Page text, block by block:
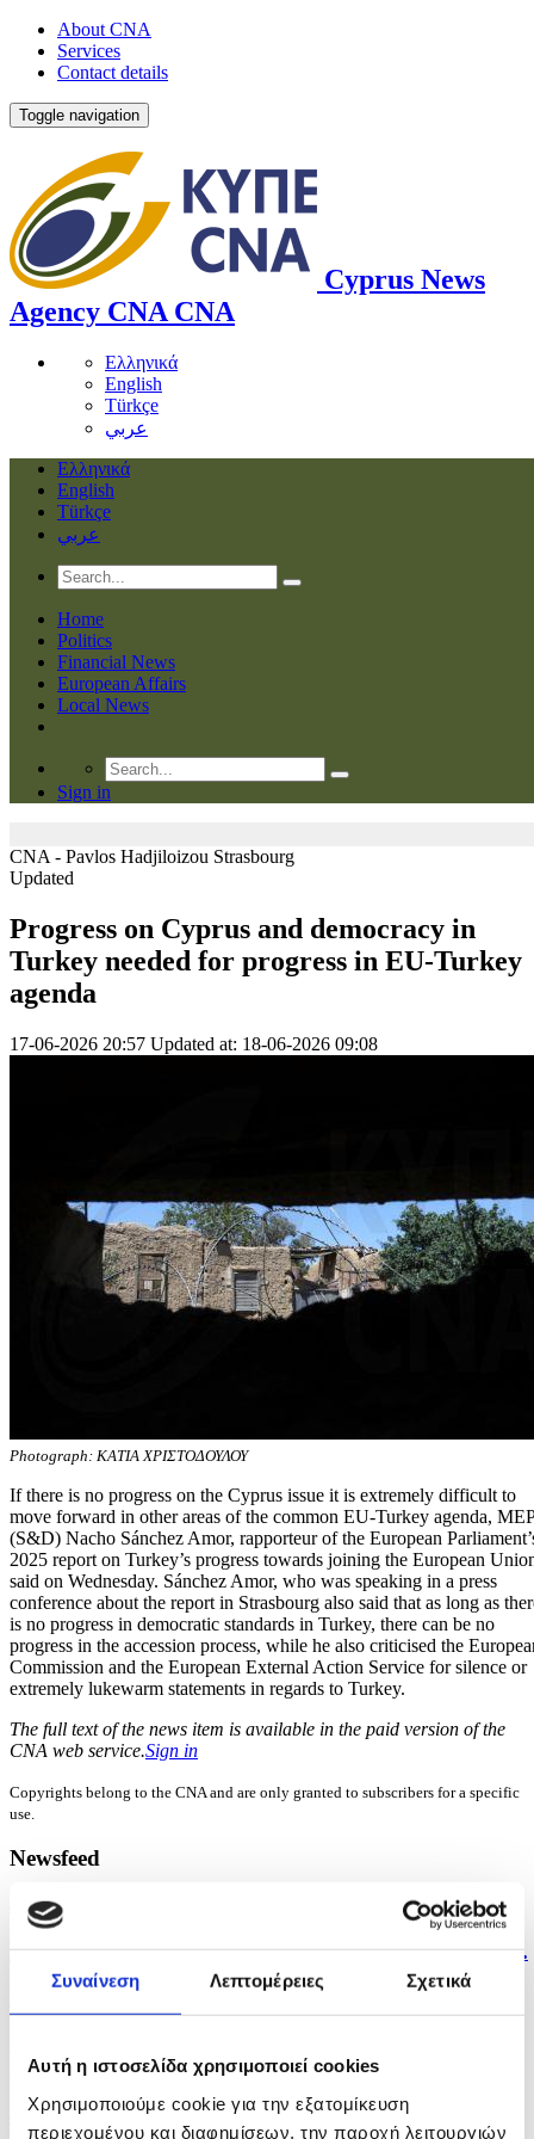
Συναίνεση Λεπτομέρειες Σχετικά
Αυτή η ιστοσελίδα χρησιμοποιεί cookies
Χρησιμοποιούμε cookie για την εξατομίκευση
περιεχομένου και διαφημίσεων, την παροχή λειτουργιών
About CNA
Services
Contact details
Toggle navigation
Cyprus News
Agency CNA CNA
Ελληνικά
English
Türkçe
عربي
Ελληνικά
English
Türkçe
عربي
Home
Politics
Financial News
European Affairs
Local News
Sign in
CNA - Pavlos Hadjiloizou Strasbourg
Updated
Progress on Cyprus and democracy in
Turkey needed for progress in EU-Turkey
agenda
17-06-2026 20:57 Updated at: 18-06-2026 09:08
Photograph: ΚΑΤΙΑ ΧΡΙΣΤΟΔΟΥΛΟΥ
If there is no progress on the Cyprus issue it is extremely difficult to
move forward in other areas of the common EU-Turkey agenda, MEP
(S&D) Nacho Sánchez Amor, rapporteur of the European
2025 report on Turkey’s progress towards joining the European
said on Wednesday. Sánchez Amor, who was speaking in a press
conference about the report in Strasbourg also said that as long as
is no progress in democratic standards in Turkey, there can be no
progress in the accession process, while he also criticised the
Commission and the European External Action Service for silence or
extremely lukewarm statements in regards to Turkey.
The full text of the news item is available in the paid version of the
CNA web service.Sign in
Copyrights belong to the CNA and are only granted to subscribers for a specific
use.
Newsfeed
an hour ago
PSEKA: Cyprus is not a problem but a solution for...
and...
4 hours ago